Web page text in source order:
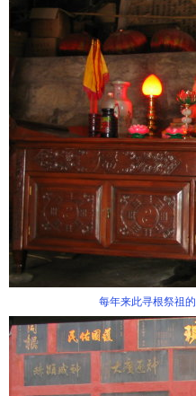
每年来此寻根祭祖